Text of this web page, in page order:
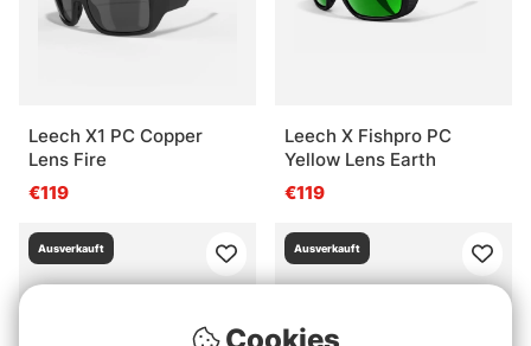
Leech X1 PC Copper
Lens Fire
€119
Leech X Fishpro PC
Yellow Lens Earth
€119
Ausverkauft Ausverkauft